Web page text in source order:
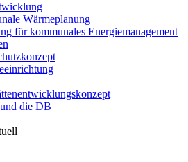
Wärmeplanung
für kommunales Energiemanagement
die DB